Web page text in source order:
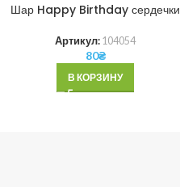
Шар Happy Birthday сердечки
Артикул: 104054
80₴
В КОРЗИНУ